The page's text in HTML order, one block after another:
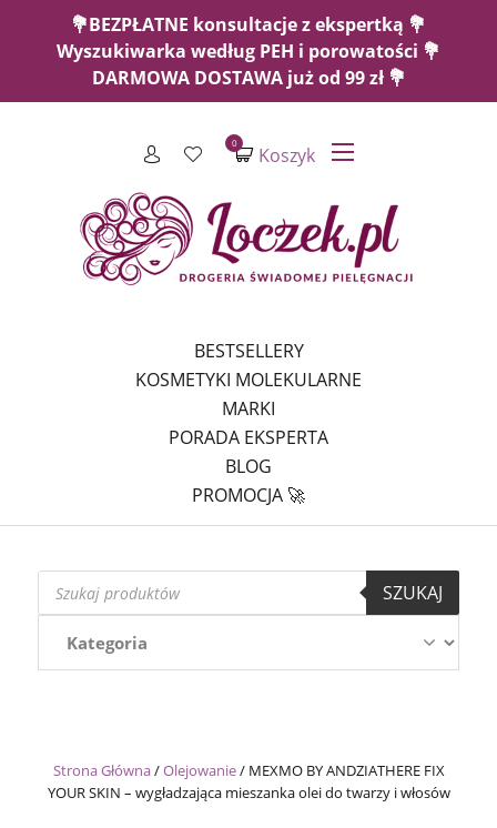
💐BEZPŁATNE konsultacje z ekspertką 💐
Wyszukiwarka według PEH i porowatości 💐
DARMOWA DOSTAWA już od 99 zł 💐
Koszyk
0
BESTSELLERY
KOSMETYKI MOLEKULARNE
MARKI
PORADA EKSPERTA
BLOG
PROMOCJA 🚀
Wyszukiwarka
produktów
SZUKAJ
Strona Główna/Olejowanie/ MEXMO BY ANDZIATHERE FIX
YOUR SKIN – wygładzająca mieszanka olei do twarzy i włosów